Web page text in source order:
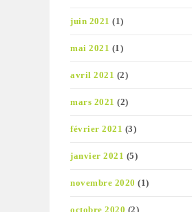
juin 2021 (1)
mai 2021 (1)
avril 2021 (2)
mars 2021 (2)
février 2021 (3)
janvier 2021 (5)
novembre 2020 (1)
octobre 2020 (2)